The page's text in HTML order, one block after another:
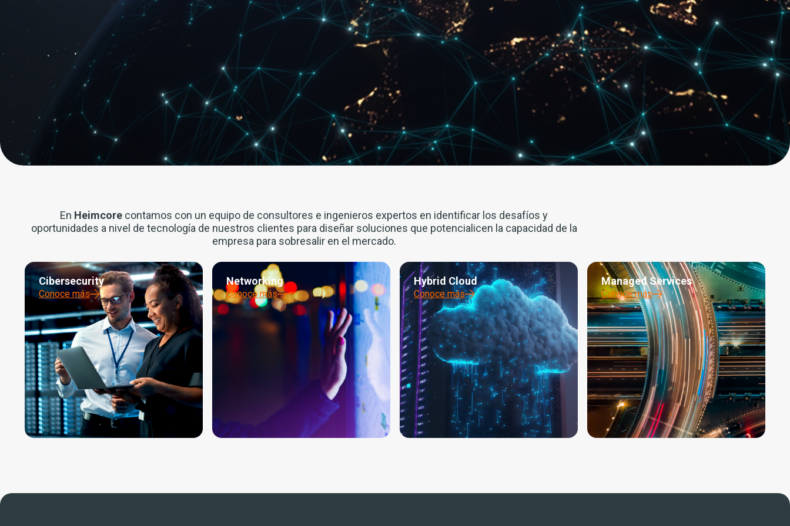
En Heimcore contamos con un equipo de consultores e ingenieros expertos en identificar los desafíos y
oportunidades a nivel de tecnología de nuestros clientes para diseñar soluciones que potencialicen la capacidad de la
empresa para sobresalir en el mercado.
Cibersecurity
Conoce más
Networking
Conoce más
Hybrid Cloud
Conoce más
Managed Services
Conoce más